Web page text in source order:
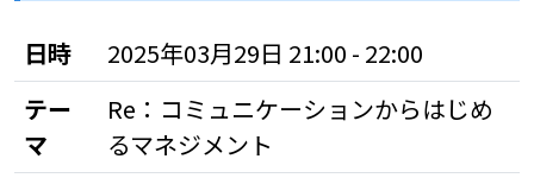
日時
2025年03月29日 21:00 - 22:00
テー
マ
Re：コミュニケーションからはじめ
るマネジメント